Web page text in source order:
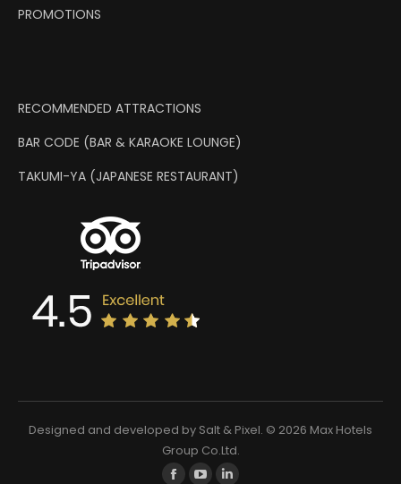
PROMOTIONS
RECOMMENDED ATTRACTIONS
BAR CODE (BAR & KARAOKE LOUNGE)
TAKUMI-YA (JAPANESE RESTAURANT)
Designed and developed by Salt & Pixel. © 2026 Max Hotels
Group Co.Ltd.
Find us on: